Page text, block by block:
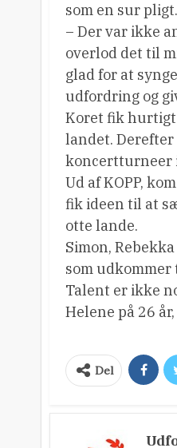
som en sur pligt.
– Der var ikke
overlod det til
glad for at
udfordring og
Koret fik hurtigt
landet. Derefter
koncertturneer
Ud af KOPP,
fik ideen til at
otte lande.
Simon,
som udkommer
Talent er ikke
Helene på 26
Del